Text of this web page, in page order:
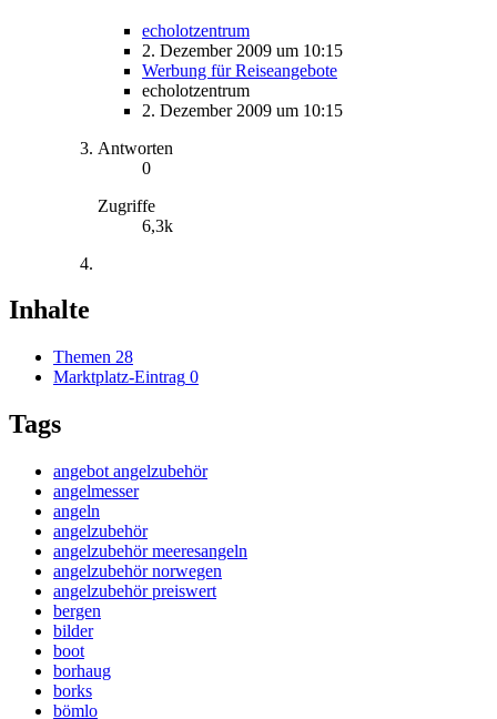
echolotzentrum
2. Dezember 2009 um 10:15
Werbung für Reiseangebote
echolotzentrum
2. Dezember 2009 um 10:15
Antworten
0
Zugriffe
6,3k
Inhalte
Themen 28
Marktplatz-Eintrag 0
Tags
angebot angelzubehör
angelmesser
angeln
angelzubehör
angelzubehör meeresangeln
angelzubehör norwegen
angelzubehör preiswert
bergen
bilder
boot
borhaug
borks
bömlo